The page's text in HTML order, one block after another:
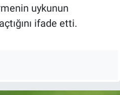
uykunun
ifade etti.